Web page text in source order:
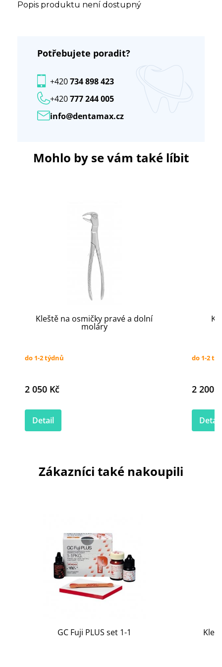
Popis produktu není dostupný
Potřebujete poradit?
info@dentamax.cz
+420777 244 005
+420734 898 423
Mohlo by se vám také líbit
Kleště na osmičky pravé a dolní
moláry
do 1-2 týdnů
2 050 Kč
Detail
do 1-2
2 200
Detail
Zákazníci také nakoupili
GC Fuji PLUS set 1-1